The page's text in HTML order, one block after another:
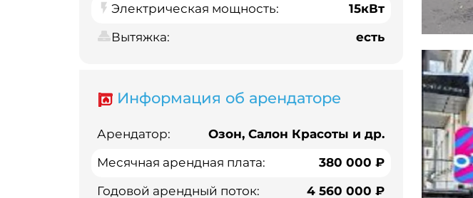
Электрическая мощность:
15кВт
Вытяжка:
есть
Информация об арендаторе
Арендатор:
Озон, Салон Красоты и др.
Месячная арендная плата:
380 000 ₽
Годовой арендный поток:
4 560 000 ₽